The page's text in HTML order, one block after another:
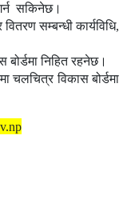
सकिनेछ।
सम्बन्धी कार्यविधि,
निहित रहनेछ।
चलचित्र विकास बोर्डमा